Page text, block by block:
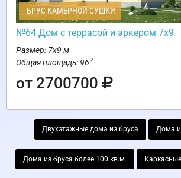
БРУС КАМЕРНОЙ СУШКИ
№64 Дом с террасой и эркером 7х9
Размер: 7х9 м
Общая площадь: 962
от 2700700
Двухэтажные дома из бруса Дома
Дома из бруса более 100 кв.м.